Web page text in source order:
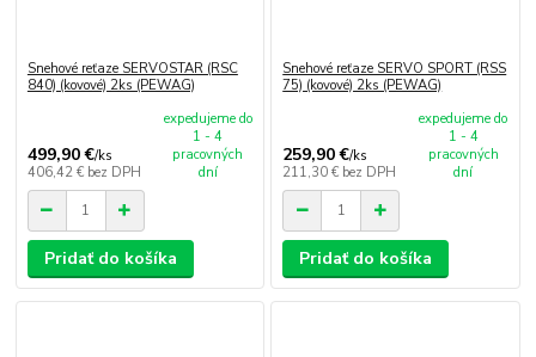
Snehové reťaze SERVOSTAR (RSC
840) (kovové) 2ks (PEWAG)
499,90 €/ks
406,42 € bez DPH
expedujeme do
1 - 4
pracovných
dní
Pridať do košíka
Snehové reťaze SERVO SPORT (RSS
75) (kovové) 2ks (PEWAG)
259,90 €/ks
211,30 € bez DPH
expedujeme do
1 - 4
pracovných
dní
Pridať do košíka